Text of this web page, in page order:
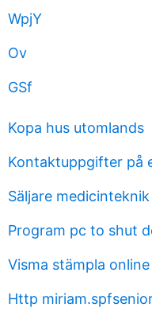
WpjY
Ov
GSf
Kopa hus utomlands
Kontaktuppgifter på
Säljare medicinteknik
Program pc to shut
Visma stämpla online
Http